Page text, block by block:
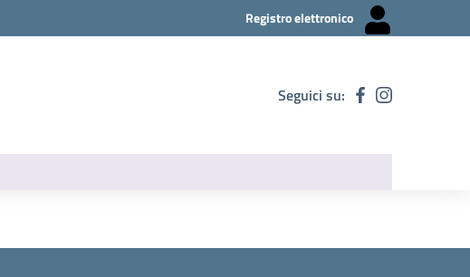
Registro elettronico
Seguici su: